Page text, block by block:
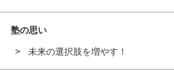
塾の思い
未来の選択肢を増やす！